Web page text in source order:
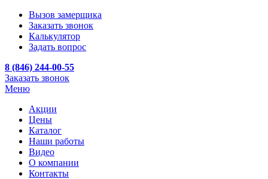
Вызов замерщика
Заказать звонок
Калькулятор
Задать вопрос
8 (846) 244-00-55
Заказать звонок
Меню
Акции
Цены
Каталог
Наши работы
Видео
О компании
Контакты